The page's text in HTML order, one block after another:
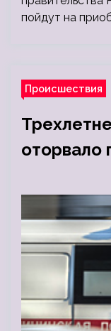
пойдут на
Происшествия
оторвало